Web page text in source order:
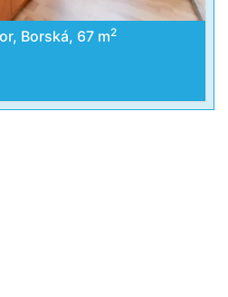
Borská, 67 m2